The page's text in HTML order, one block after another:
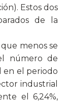
Estos dos
de la
menos se
número de
en el periodo
industrial
el 6,24%,